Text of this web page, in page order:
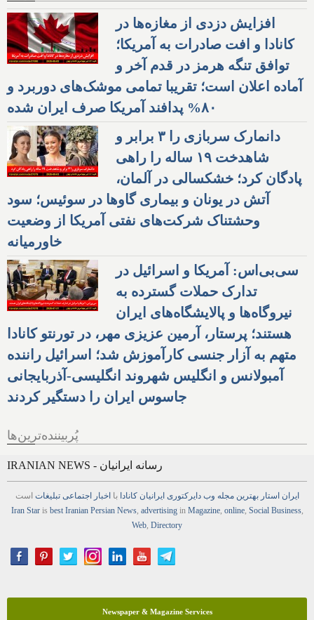
افزایش دزدی از مغازه‌ها در
کانادا و افت صادرات به آمریکا؛
توافق تنگه هرمز در قدم آخر و
آماده اعلان است؛ تقریبا تمامی موشک‌های دوربرد و
۸۰% پدافند آمریکا صرف ایران شده
دانمارک سربازی را ۳ برابر و
شاهدخت ۱۹ ساله را راهی
پادگان کرد؛ خشکسالی در آلمان،
آتش در یونان و بیماری گاوها در سوئیس؛ سود
وحشتناک شرکت‌های نفتی آمریکا از وضعیت
خاورمیانه
سی‌بی‌اس: آمریکا و اسرائیل در
تدارک حملات گسترده به
نیروگاه‌ها و پالایشگاه‌های ایران
هستند؛ پرستار، آرمین عزیزی مهر، در تورنتو کانادا
متهم به آزار جنسی کارآموزش شد؛ اسرائیل راننده
آمبولانس و انگلیس شهروند انگلیسی-آذربایجانی
جاسوس ایران را دستگیر کردند
پُربیننده‌ترین‌ها
IRANIAN NEWS - رسانه ایرانیان
ایران استار بهترین مجله وب دایرکتوری ایرانیان کانادا بااخبار اجتماعی تبلیغات است
Iran Staris best Iranian Persian News, advertisingin Magazine, online, Social Business,
Web Directory
Newspaper & Magazine Services